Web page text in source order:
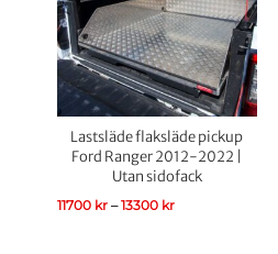
Lastsläde flaksläde pickup
Ford Ranger 2012-2022 |
Utan sidofack
11700 kr – 13300 kr